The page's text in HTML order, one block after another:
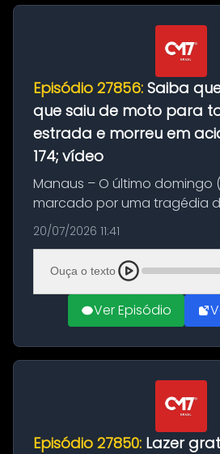
Episódio 27856: Saiba
que saiu de moto para
estrada e morreu em
174; vídeo
Manaus – O último domingo
marcado por uma tragédia
resultou na morte precoce
BR-174, na zona rural de
com destino a um típico café
20/07/2026 11:41
Ouça o texto
Ver Episódio
Episódio 27850: Lazer